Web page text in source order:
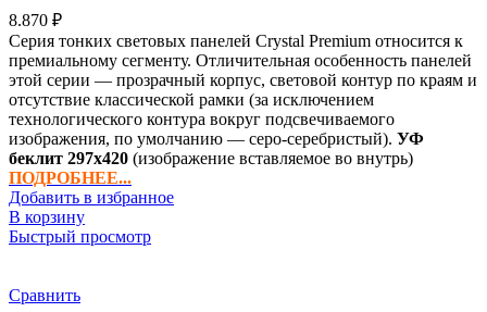
8.870 ₽
Серия тонких световых панелей Crystal Premium относится к
премиальному сегменту. Отличительная особенность панелей
этой серии — прозрачный корпус, световой контур по краям и
отсутствие классической рамки (за исключением
технологического контура вокруг подсвечиваемого
изображения, по умолчанию — серо-серебристый). УФ
беклит 297х420 (изображение вставляемое во внутрь)
ПОДРОБНЕЕ...
Добавить в избранное
В корзину
Быстрый просмотр
Сравнить